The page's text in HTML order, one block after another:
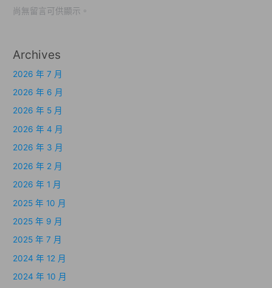
尚無留言可供顯示。
Archives
2026 年 7 月
2026 年 6 月
2026 年 5 月
2026 年 4 月
2026 年 3 月
2026 年 2 月
2026 年 1 月
2025 年 10 月
2025 年 9 月
2025 年 7 月
2024 年 12 月
2024 年 10 月